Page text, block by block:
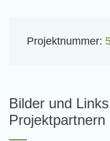
Projektnummer:
Bilder und
Projektpartnern